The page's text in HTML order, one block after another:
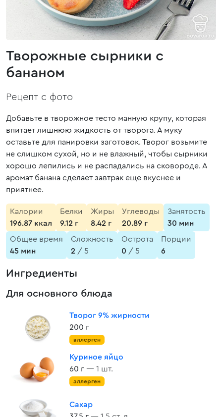
Творожные сырники с
бананом
Рецепт с фото
Добавьте в творожное тесто манную крупу, которая
впитает лишнюю жидкость от творога. А муку
оставьте для панировки заготовок. Творог возьмите
не слишком сухой, но и не влажный, чтобы сырники
хорошо лепились и не распадались на сковороде. А
аромат банана сделает завтрак еще вкуснее и
приятнее.
Калории
196.87 ккал
Белки
9.12 г
Жиры
8.42 г
Углеводы
20.89 г
Занятость
30 мин
Общее время
45 мин
Сложность
2 / 5
Острота
0 / 5
Порции
6
Ингредиенты
Для основного блюда
Творог 9% жирности
200 г
аллерген
Куриное яйцо
60 г — 1 шт.
аллерген
Сахар